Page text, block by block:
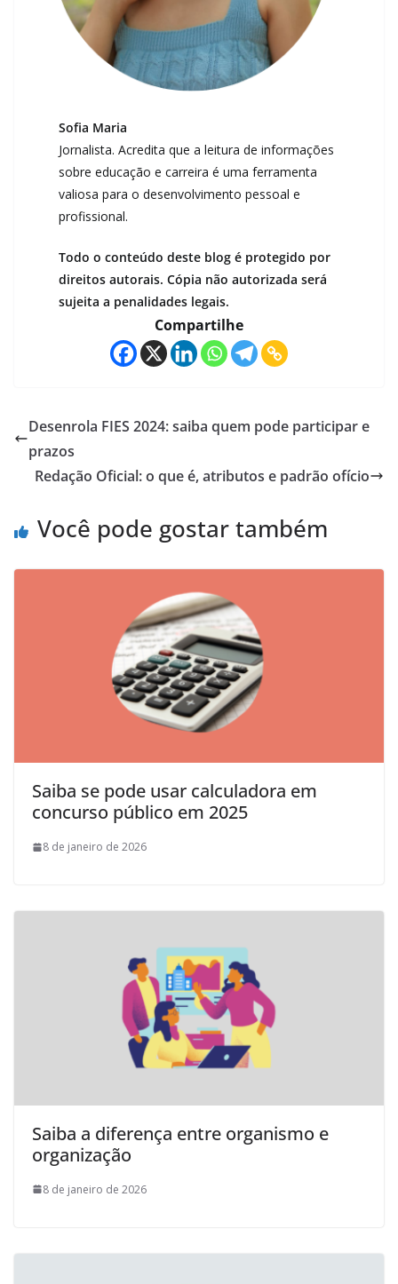
Sofia Maria
Jornalista. Acredita que a leitura de informações
sobre educação e carreira é uma ferramenta
valiosa para o desenvolvimento pessoal e
profissional.
Todo o conteúdo deste blog é protegido por
direitos autorais. Cópia não autorizada será
sujeita a penalidades legais.
Compartilhe
Desenrola FIES 2024: saiba quem pode participar e
prazos
Redação Oficial: o que é, atributos e padrão ofício
Você pode gostar também
Saiba se pode usar calculadora em
concurso público em 2025
8 de janeiro de 2026
Saiba a diferença entre organismo e
organização
8 de janeiro de 2026